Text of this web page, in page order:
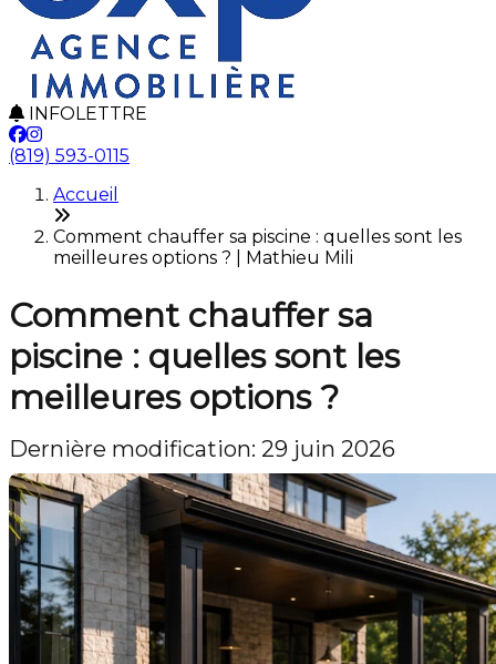
INFOLETTRE
(819) 593-0115
Accueil
Comment chauffer sa piscine : quelles sont les
meilleures options ? | Mathieu Mili
Comment chauffer sa
piscine : quelles sont les
meilleures options ?
Dernière modification: 29 juin 2026